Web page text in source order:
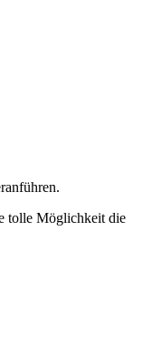
tolle Möglichkeit die